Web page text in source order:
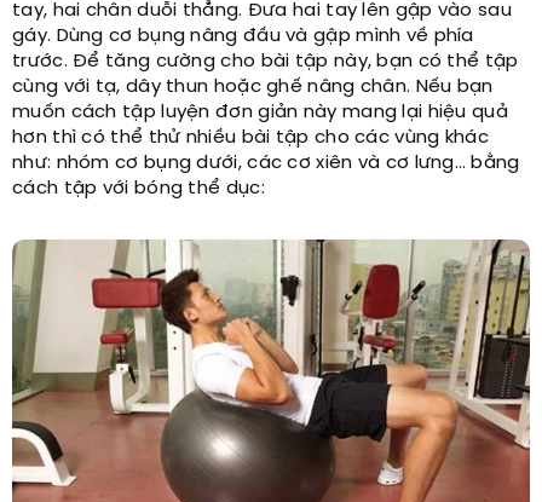
tay, hai chân duỗi thẳng. Đưa hai tay lên gập vào sau
gáy. Dùng cơ bụng nâng đầu và gập mình về phía
trước. Để tăng cường cho bài tập này, bạn có thể tập
cùng với tạ, dây thun hoặc ghế nâng chân. Nếu bạn
muốn cách tập luyện đơn giản này mang lại hiệu quả
hơn thì có thể thử nhiều bài tập cho các vùng khác
như: nhóm cơ bụng dưới, các cơ xiên và cơ lưng… bằng
cách tập với bóng thể dục: